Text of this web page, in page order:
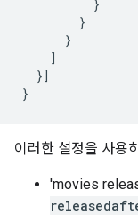
}
}
}
]
}]
}
이러한 설정을 사용
'movies